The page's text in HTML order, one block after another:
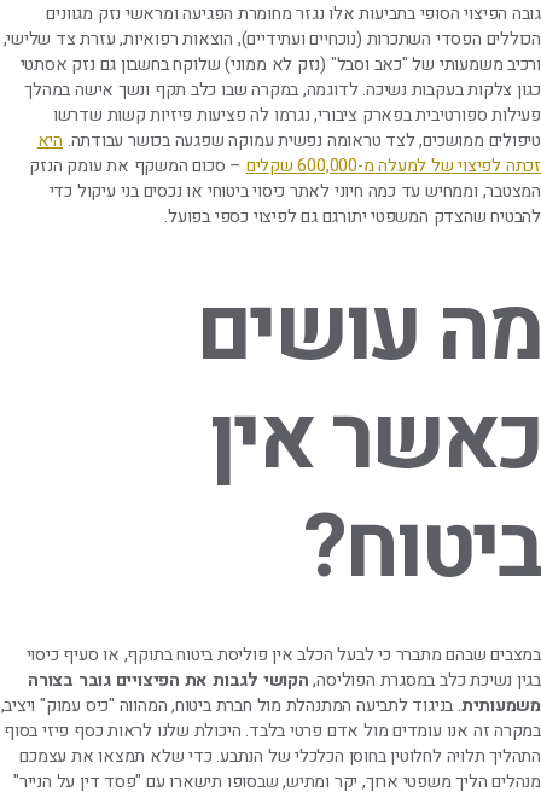
גובה הפיצוי הסופי בתביעות אלו נגזר מחומרת הפגיעה ומראשי נזק מגוונים
הכוללים הפסדי השתכרות (נוכחיים ועתידיים), הוצאות רפואיות, עזרת צד שלישי,
ורכיב משמעותי של "כאב וסבל" (נזק לא ממוני) שלוקח בחשבון גם נזק אסתטי
כגון צלקות בעקבות נשיכה. לדוגמה, במקרה שבו כלב תקף ונשך אישה במהלך
פעילות ספורטיבית בפארק ציבורי, נגרמו לה פציעות פיזיות קשות שדרשו
טיפולים ממושכים, לצד טראומה נפשית עמוקה שפגעה בכושר עבודתה.היא
זכתה לפיצוי של למעלה מ-600,000 שקלים
– סכום המשקף את עומק הנזק
המצטבר, וממחיש עד כמה חיוני לאתר כיסוי ביטוחי או נכסים בני עיקול כדי
להבטיח שהצדק המשפטי יתורגם גם לפיצוי כספי בפועל.
מה עושים
כאשר אין
ביטוח?
במצבים שבהם מתברר כי לבעל הכלב אין פוליסת ביטוח בתוקף, או סעיף כיסוי
בגין נשיכת כלב במסגרת הפוליסה,הקושי לגבות את הפיצויים גובר בצורה
משמעותית. בניגוד לתביעה המתנהלת מול חברת ביטוח, המהווה "כיס עמוק" ויציב,
במקרה זה אנו עומדים מול אדם פרטי בלבד. היכולת שלנו לראות כסף פיזי בסוף
התהליך תלויה לחלוטין בחוסן הכלכלי של הנתבע. כדי שלא תמצאו את עצמכם
מנהלים הליך משפטי ארוך, יקר ומתיש, שבסופו תישארו עם "פסד דין על הנייר"